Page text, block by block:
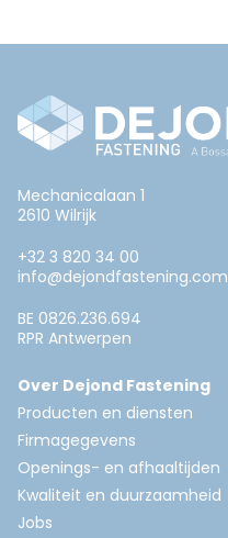
Mechanicalaan 1
2610 Wilrijk
+32 3 820 34 00
info@dejondfastening.com
BE 0826.236.694
RPR Antwerpen
Over Dejond Fastening
Producten en diensten
Firmagegevens
Openings- en afhaaltijden
Kwaliteit en duurzaamheid
Jobs